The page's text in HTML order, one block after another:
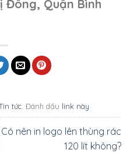
Đông, Quận Bình
tức . Đánh dấu link này
Có nên in logo lên thùng rác
120 lít không?